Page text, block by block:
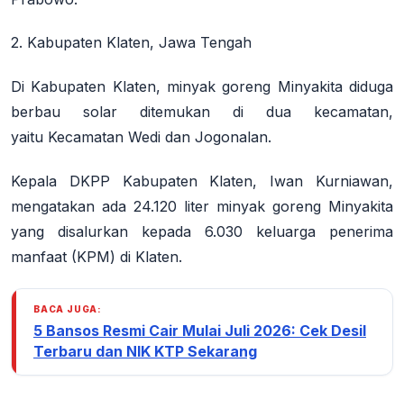
2. Kabupaten Klaten, Jawa Tengah
Di Kabupaten Klaten, minyak goreng Minyakita diduga
berbau solar ditemukan di dua kecamatan,
yaitu Kecamatan Wedi dan Jogonalan.
Kepala DKPP Kabupaten Klaten, Iwan Kurniawan,
mengatakan ada 24.120 liter minyak goreng Minyakita
yang disalurkan kepada 6.030 keluarga penerima
manfaat (KPM) di Klaten.
BACA JUGA:
5 Bansos Resmi Cair Mulai Juli 2026: Cek Desil
Terbaru dan NIK KTP Sekarang